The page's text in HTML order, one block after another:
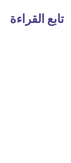
تابع القراءة